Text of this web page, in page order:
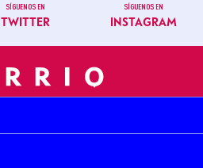
SÍGUENOS EN
TWITTER
SÍGUENOS EN
INSTAGRAM